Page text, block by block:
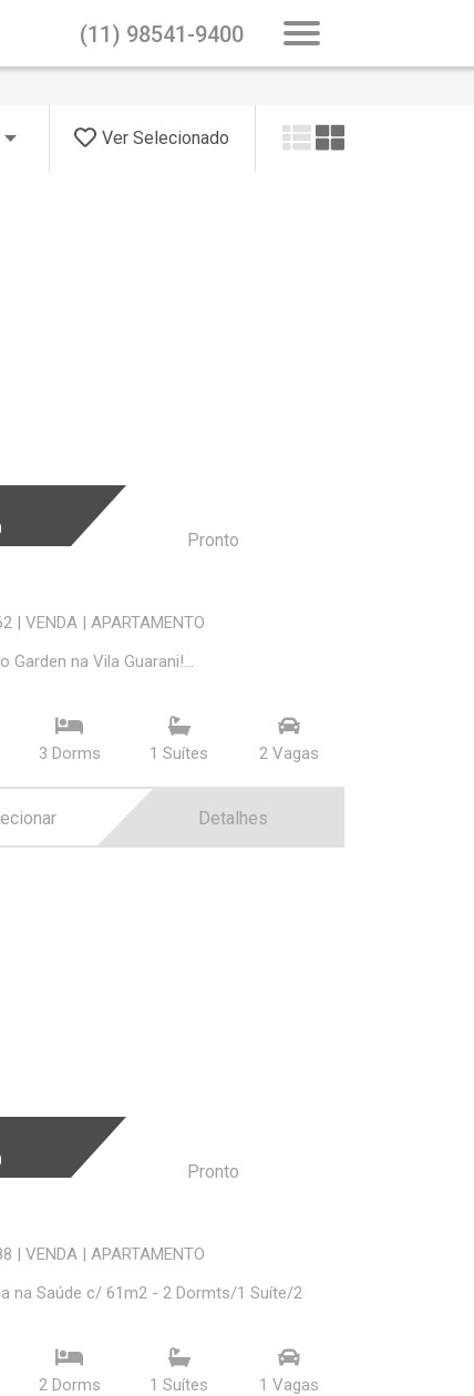
(11) 98541-9400 Home
Ver Selecionado
Pronto
| VENDA | APARTAMENTO
Garden na Vila Guarani!...
3 Dorms 1 Suí­tes 2 Vagas
Detalhes
Pronto
| VENDA | APARTAMENTO
na Saúde c/ 61m2 - 2 Dormts/1 Suíte/2
2 Dorms 1 Suí­tes 1 Vagas